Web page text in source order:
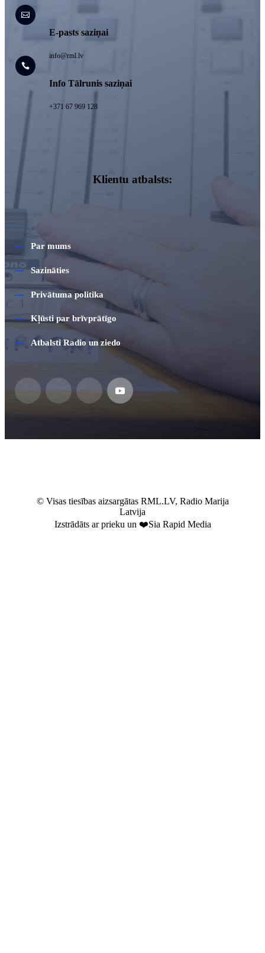

E-pasts saziņai
info@rml.lv

Info Tālrunis saziņai
+371 67 969 128
Klientu atbalsts:
Par mums
Sazināties
Privātuma politika
Kļūsti par brīvprātīgo
Atbalsti Radio un ziedo
© Visas tiesības aizsargātas RML.LV, Radio Marija
Latvija
Izstrādāts ar prieku un ❤️Sia Rapid Media